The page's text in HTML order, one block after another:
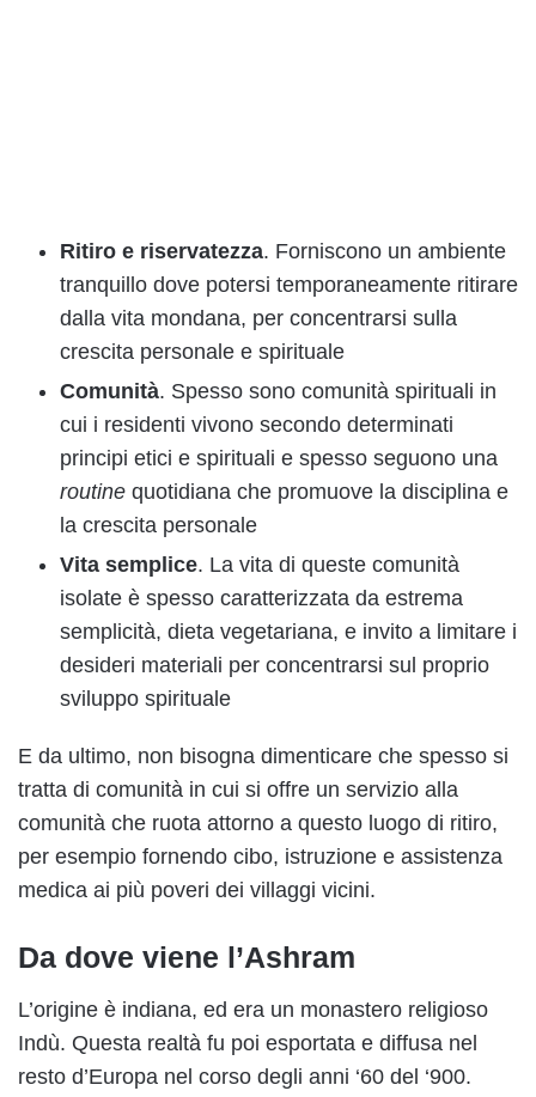
Ritiro e riservatezza. Forniscono un ambiente
tranquillo dove potersi temporaneamente ritirare
dalla vita mondana, per concentrarsi sulla
crescita personale e spirituale
Comunità. Spesso sono comunità spirituali in
cui i residenti vivono secondo determinati
principi etici e spirituali e spesso seguono una
routine quotidiana che promuove la disciplina e
la crescita personale
Vita semplice. La vita di queste comunità
isolate è spesso caratterizzata da estrema
semplicità, dieta vegetariana, e invito a limitare i
desideri materiali per concentrarsi sul proprio
sviluppo spirituale
E da ultimo, non bisogna dimenticare che spesso si
tratta di comunità in cui si offre un servizio alla
comunità che ruota attorno a questo luogo di ritiro,
per esempio fornendo cibo, istruzione e assistenza
medica ai più poveri dei villaggi vicini.
Da dove viene l’Ashram
L’origine è indiana, ed era un monastero religioso
Indù. Questa realtà fu poi esportata e diffusa nel
resto d’Europa nel corso degli anni ‘60 del ‘900.